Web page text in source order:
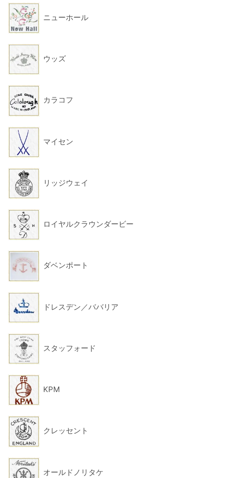
ニューホール
ウッズ
カラコフ
マイセン
リッジウェイ
ロイヤルクラウンダービー
ダベンポート
ドレスデン／ババリア
スタッフォード
KPM
クレッセント
オールドノリタケ